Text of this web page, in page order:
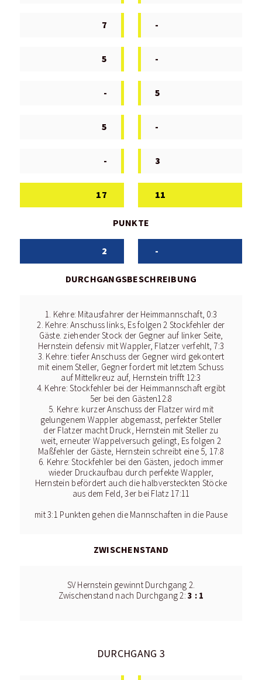
7 -
5 -
- 5
5 -
- 3
17 11
PUNKTE
2 -
DURCHGANGSBESCHREIBUNG
1. Kehre: Mitausfahrer der Heimmannschaft, 0:3
2. Kehre: Anschuss links, Es folgen 2 Stockfehler der
Gäste. ziehender Stock der Gegner auf linker Seite,
Hernstein defensiv mit Wappler, Flatzer verfehlt, 7:3
3. Kehre: tiefer Anschuss der Gegner wird gekontert
mit einem Steller, Gegner fordert mit letztem Schuss
auf Mittelkreuz auf, Hernstein trifft 12:3
4. Kehre: Stockfehler bei der Heimmannschaft ergibt
5er bei den Gästen12:8
5. Kehre: kurzer Anschuss der Flatzer wird mit
gelungenem Wappler abgemasst, perfekter Steller
der Flatzer macht Druck, Hernstein mit Steller zu
weit, erneuter Wappelversuch gelingt, Es folgen 2
Maßfehler der Gäste, Hernstein schreibt eine 5, 17:8
6. Kehre: Stockfehler bei den Gästen, jedoch immer
wieder Druckaufbau durch perfekte Wappler,
Hernstein befördert auch die halbversteckten Stöcke
aus dem Feld, 3er bei Flatz 17:11
mit 3:1 Punkten gehen die Mannschaften in die Pause
ZWISCHENSTAND
SV Hernstein gewinnt Durchgang 2.
Zwischenstand nach Durchgang 2:3 : 1
DURCHGANG 3